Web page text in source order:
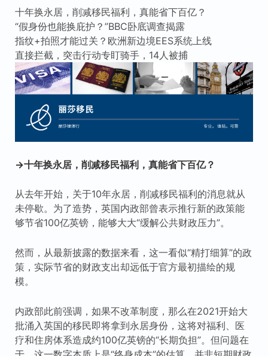
十年换永居，削减移民福利，真能省下百亿？
“假身份也能换庇护？”BBC卧底调查揭露
指纹+拍照才能过关？欧洲新边境EES系统上线
直接拦截，突击行动专盯骑手，14人被捕
→十年换永居，削减移民福利，真能省下百亿？
从去年开始，关于10年永居，削减移民福利的消息就从
未停歇。为了造势，英国内政部曾表示推行新的政策能
够节省100亿英镑，能够大大“缓解公共财政压力”。
然而，从最新披露的数据来看，这一看似“精打细算”的政
策，实际节省的财政支出却远低于官方最初描绘的规
模。
内政部此前强调，如果不改革制度，那么在2021开始大
批涌入英国的移民即将拿到永居身份，这将对福利、医
疗和住房体系造成约100亿英镑的“长期负担”。但问题在